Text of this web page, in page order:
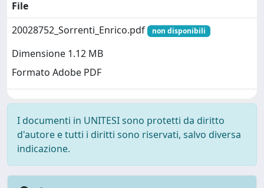
File
20028752_Sorrenti_Enrico.pdf
non disponibili
Dimensione 1.12 MB
Formato Adobe PDF
I documenti in UNITESI sono protetti da diritto
d'autore e tutti i diritti sono riservati, salvo diversa
indicazione.